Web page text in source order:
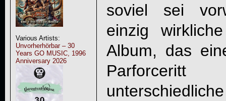
Various Artists:
Unvorherhörbar – 30
Years GO MUSIC, 1996
Anniversary 2026
soviel sei
einzig
Album, das